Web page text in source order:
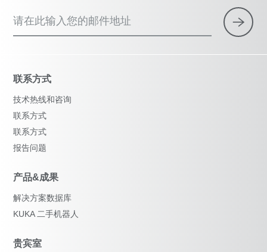
请在此输入您的邮件地址
联系方式
技术热线和咨询
联系方式
联系方式
报告问题
产品&成果
解决方案数据库
KUKA 二手机器人
贵宾室